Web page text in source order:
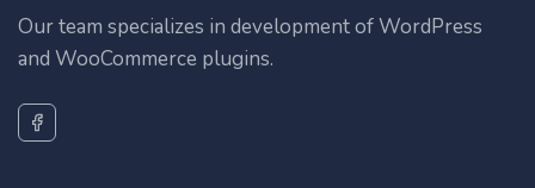
Our team specializes in development of WordPress
and WooCommerce plugins.